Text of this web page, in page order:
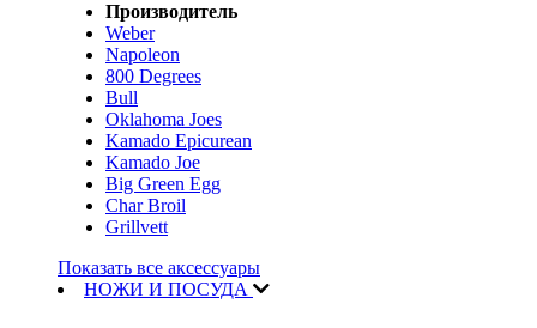
Производитель
Weber
Napoleon
800 Degrees
Bull
Oklahoma Joes
Kamado Epicurean
Kamado Joe
Big Green Egg
Char Broil
Grillvett
Показать все аксессуары
НОЖИ И ПОСУДА